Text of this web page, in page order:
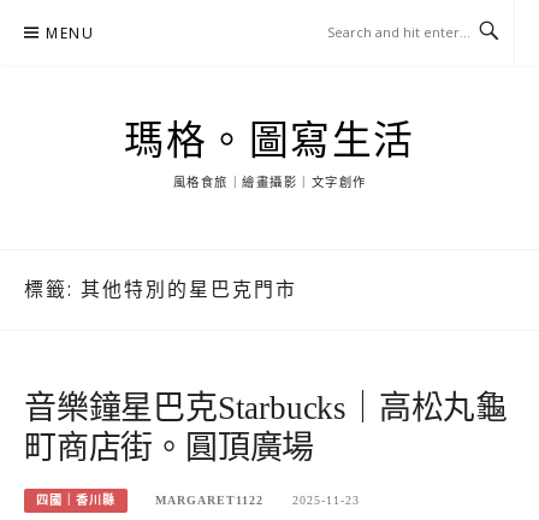
MENU
瑪格。圖寫生活
風格食旅｜繪畫攝影｜文字創作
標籤: 其他特別的星巴克門市
音樂鐘星巴克Starbucks｜高松丸龜
町商店街。圓頂廣場
四國｜香川縣 MARGARET1122 2025-11-23